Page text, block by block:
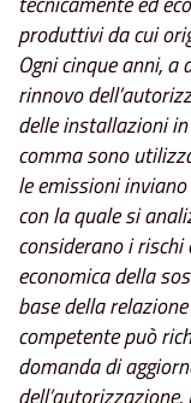
produttivi da cui
Ogni cinque anni,
rinnovo
delle installazioni
comma sono
le emissioni
con la quale si
considerano i
economica della
base della
competente può
domanda di